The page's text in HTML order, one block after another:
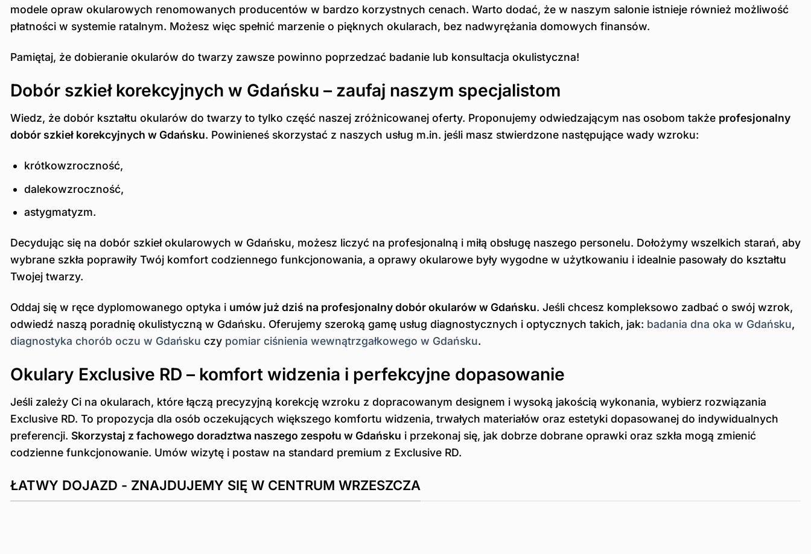
modele opraw okularowych renomowanych producentów w bardzo korzystnych cenach. Warto dodać, że w naszym salonie istnieje również możliwość
płatności w systemie ratalnym. Możesz więc spełnić marzenie o pięknych okularach, bez nadwyrężania domowych finansów.
Pamiętaj, że dobieranie okularów do twarzy zawsze powinno poprzedzać badanie lub konsultacja okulistyczna!
Dobór szkieł korekcyjnych w Gdańsku – zaufaj naszym specjalistom
Wiedz, że dobór kształtu okularów do twarzy to tylko część naszej zróżnicowanej oferty. Proponujemy odwiedzającym nas osobom także profesjonalny
dobór szkieł korekcyjnych w Gdańsku. Powinieneś skorzystać z naszych usług m.in. jeśli masz stwierdzone następujące wady wzroku:
krótkowzroczność,
dalekowzroczność,
astygmatyzm.
Decydując się na dobór szkieł okularowych w Gdańsku, możesz liczyć na profesjonalną i miłą obsługę naszego personelu. Dołożymy wszelkich starań, aby
wybrane szkła poprawiły Twój komfort codziennego funkcjonowania, a oprawy okularowe były wygodne w użytkowaniu i idealnie pasowały do kształtu
Twojej twarzy.
Oddaj się w ręce dyplomowanego optyka i umów już dziś na profesjonalny dobór okularów w Gdańsku. Jeśli chcesz kompleksowo zadbać o swój wzrok,
odwiedź naszą poradnię okulistyczną w Gdańsku. Oferujemy szeroką gamę usług diagnostycznych i optycznych takich, jak: badania dna oka w Gdańsku,
diagnostyka chorób oczu w Gdańsku czy pomiar ciśnienia wewnątrzgałkowego w Gdańsku.
Okulary Exclusive RD – komfort widzenia i perfekcyjne dopasowanie
Jeśli zależy Ci na okularach, które łączą precyzyjną korekcję wzroku z dopracowanym designem i wysoką jakością wykonania, wybierz rozwiązania
Exclusive RD. To propozycja dla osób oczekujących większego komfortu widzenia, trwałych materiałów oraz estetyki dopasowanej do indywidualnych
preferencji. Skorzystaj z fachowego doradztwa naszego zespołu w Gdańsku i przekonaj się, jak dobrze dobrane oprawki oraz szkła mogą zmienić
codzienne funkcjonowanie. Umów wizytę i postaw na standard premium z Exclusive RD.
ŁATWY DOJAZD - ZNAJDUJEMY SIĘ W CENTRUM WRZESZCZA